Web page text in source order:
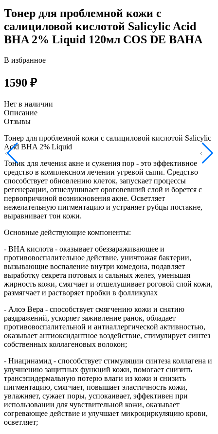
Тонер для проблемной кожи с
салициловой кислотой Salicylic Acid
BHA 2% Liquid 120мл COS DE BAHA
В избранное
1590 ₽
Нет в наличии
Описание
Отзывы
Тонер для проблемной кожи с салициловой кислотой Salicylic
Acid BHA 2% Liquid
Тоник для лечения акне и сужения пор - это эффективное
средство в комплексном лечении угревой сыпи. Средство
способствует обновлению клеток, запускает процессы
регенерации, отшелушивает ороговевший слой и борется с
первопричиной возникновения акне. Осветляет
нежелательную пигментацию и устраняет рубцы постакне,
выравнивает тон кожи.
Основные действующие компоненты:
- BHA кислота - оказывает обеззараживающее и
противовоспалительное действие, уничтожая бактерии,
вызывающие воспаление внутри комедона, подавляет
выработку секрета потовых и сальных желез, уменьшая
жирность кожи, смягчает и отшелушивает роговой слой кожи,
размягчает и растворяет пробки в фолликулах
- Алоэ Вера - способствует смягчению кожи и снятию
раздражений, ускоряет заживление ранок, обладает
противовоспалительной и антиаллергической активностью,
оказывает антиоксидантное воздействие, стимулирует синтез
собственных коллагеновых волокон;
- Ниацинамид - способствует стимуляции синтеза коллагена и
улучшению защитных функций кожи, помогает снизить
трансэпидермальную потерю влаги из кожи и снизить
пигментацию, смягчает, повышает эластичность кожи,
увлажняет, сужает поры, успокаивает, эффективен при
использовании для чувствительной кожи, оказывает
согревающее действие и улучшает микроциркуляцию крови,
осветляет;